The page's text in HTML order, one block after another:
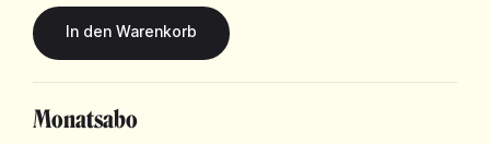
Monatsabo